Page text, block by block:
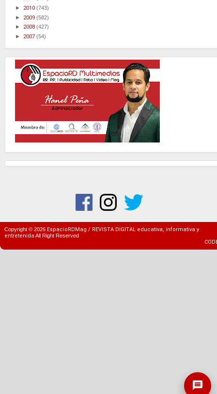
► 2010 (743)
► 2009 (582)
► 2008 (427)
► 2007 (54)
Copyright © 2026 EspacioRDMag / REVISTA DIGITAL educativa, informativa y
entretenidaAll Right Reserved
message